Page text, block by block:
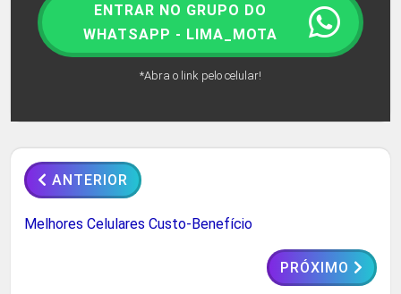
ENTRAR NO GRUPO DO
WHATSAPP - LIMA_MOTA
*Abra o link pelo celular!
ANTERIOR
Melhores Celulares Custo-Benefício
PRÓXIMO